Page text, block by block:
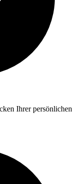
Ihrer persönlichen